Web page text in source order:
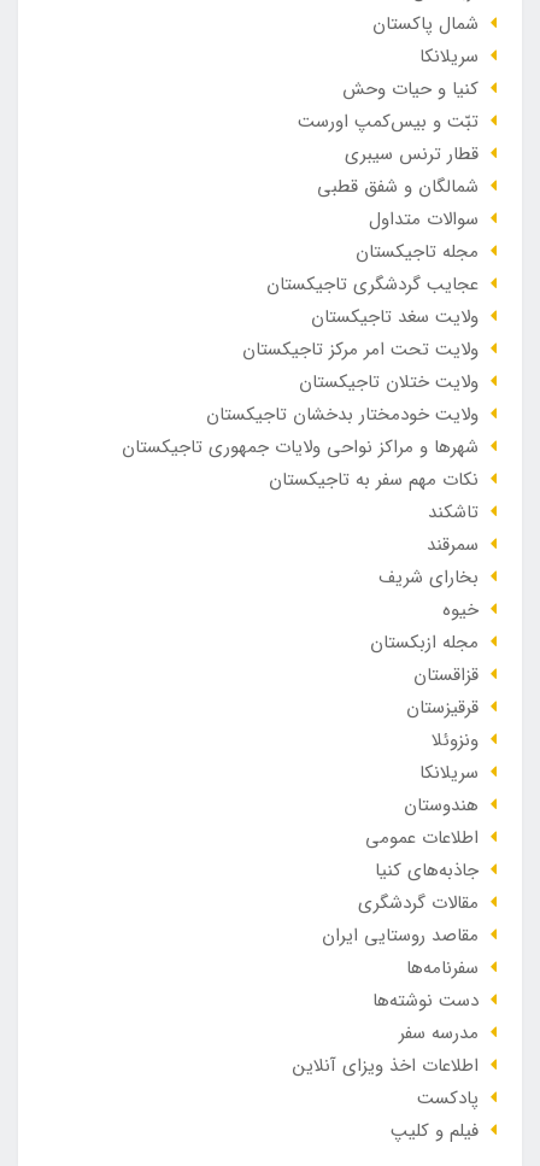
شمال پاکستان
سریلانکا
کنیا و حیات وحش
تبّت و بیس‌کمپ اورست
قطار ترنس سیبری
شمالگان و شفق قطبی
سوالات متداول
مجله تاجیکستان
عجایب گردشگری تاجیکستان
ولایت سغد تاجیکستان
ولایت تحت امر مرکز تاجیکستان
ولایت ختلان تاجیکستان
ولایت خودمختار بدخشان تاجیکستان
شهرها و مراکز نواحی ولایات جمهوری تاجیکستان
نکات مهم سفر به تاجیکستان
تاشکند
سمرقند
بخارای شریف
خیوه
مجله ازبکستان
قزاقستان
قرقیزستان
ونزوئلا
سریلانکا
هندوستان
اطلاعات عمومی
جاذبه‌های کنیا
مقالات گردشگری
مقاصد روستایی ایران
سفرنامه‌ها
دست نوشته‌ها
مدرسه سفر
اطلاعات اخذ ویزای آنلاین
پادکست
فیلم و کلیپ